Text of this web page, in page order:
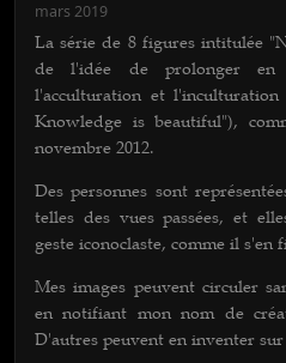
mars 2019
La série de 8 figures intitulée
de l'idée de prolonger en
l'acculturation et l'inculturation
Knowledge is beautiful"),
novembre 2012.
Des personnes sont
telles des vues passées, et
geste iconoclaste, comme il s'en
Mes images peuvent circuler
en notifiant mon nom de
D'autres peuvent en inventer